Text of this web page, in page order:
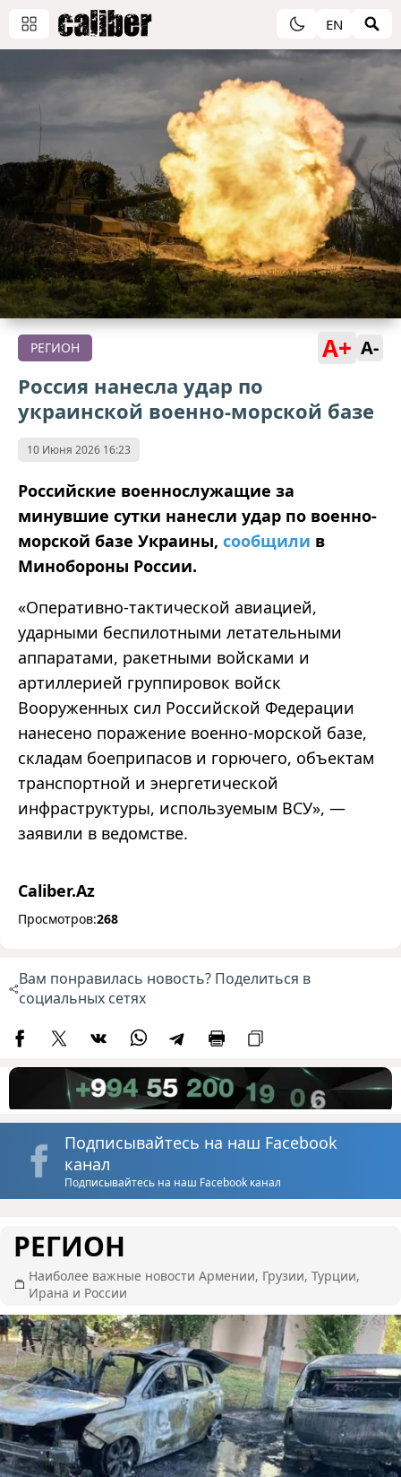
EN
РЕГИОН A+ A-
Россия нанесла удар по
украинской военно-морской базе
10 Июня 2026 16:23
Российские военнослужащие за
минувшие сутки нанесли удар по военно-
морской базе Украины, сообщили в
Минобороны России.
«Оперативно-тактической авиацией,
ударными беспилотными летательными
аппаратами, ракетными войсками и
артиллерией группировок войск
Вооруженных сил Российской Федерации
нанесено поражение военно-морской базе,
складам боеприпасов и горючего, объектам
транспортной и энергетической
инфраструктуры, используемым ВСУ», —
заявили в ведомстве.
Caliber.Az
Просмотров:268
Вам понравилась новость? Поделиться в
социальных сетях
Подписывайтесь на наш Facebook
канал
Подписывайтесь на наш Facebook канал
РЕГИОН
Наиболее важные новости Армении, Грузии, Турции,
Ирана и России